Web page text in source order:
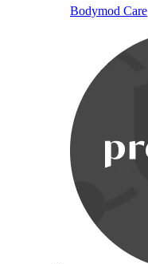
Bodymod Care